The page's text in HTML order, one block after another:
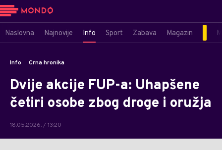
Naslovna Najnovije Info Sport Zabava Magazin
Info Crna hronika
Dvije akcije FUP-a: Uhapšene
četiri osobe zbog droge i oružja
18.05.2026. / 13:20